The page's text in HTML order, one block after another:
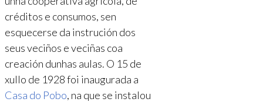
créditos e consumos, sen
esquecerse da instrución dos
seus veciños e veciñas coa
creación dunhas aulas. O 15 de
xullo de 1928 foi inaugurada a
Casa do Pobo, na que se instalou